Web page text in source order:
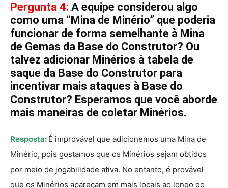
Pergunta 4: A equipe considerou algo
como uma “Mina de Minério” que poderia
funcionar de forma semelhante à Mina
de Gemas da Base do Construtor? Ou
talvez adicionar Minérios à tabela de
saque da Base do Construtor para
incentivar mais ataques à Base do
Construtor? Esperamos que você aborde
mais maneiras de coletar Minérios.
Resposta: É improvável que adicionemos uma Mina de
Minério, pois gostamos que os Minérios sejam obtidos
por meio de jogabilidade ativa. No entanto, é provável
que os Minérios apareçam em mais locais ao longo do